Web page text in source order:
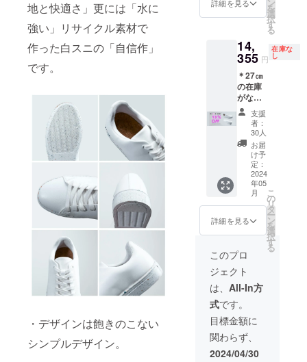
地と快適さ」更には「水に
強い」リサイクル素材で
作った白スニの「自信作」
です。
・デザインは飽きのこない
シンプルデザイン。
⇒14,02
送料込
み）
詳細を見る ン
を
選
択
す
る
14,
355 円
在庫な
し
＊27㎝
の在庫
がなく
なりサ
イズ選
択には
ありま
せん。
限定30
足：白
スニー
カー
13％OF
F 一般
予定販
16,500
円の
13％OF
F
⇒14,35
5円
（税・
送料込
み）
支援
者：
30人
お届
け予
定：
2024
年05
月
詳細を見る
こ
の
リ
タ
ー
ン
を
選
択
す
る
このプロ
ジェクト
は、 All-In方
式です。
目標金額に
関わらず、
2024/04/30